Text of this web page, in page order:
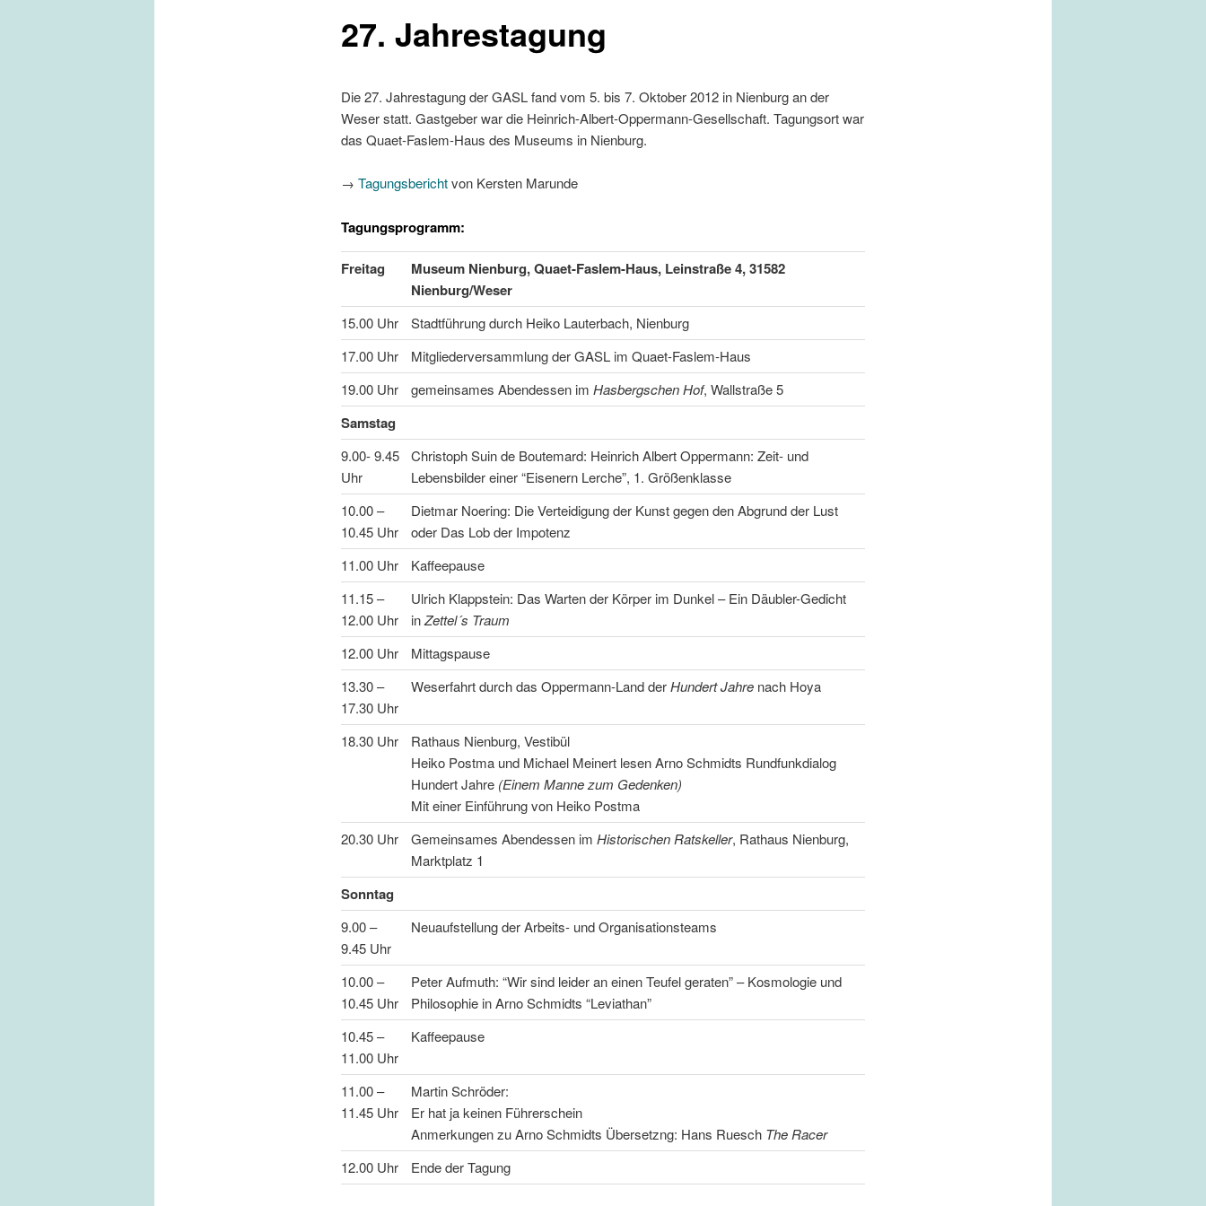
27. Jahrestagung
Die 27. Jahrestagung der GASL fand vom 5. bis 7. Oktober 2012 in Nienburg an der
Weser statt. Gastgeber war die Heinrich-Albert-Oppermann-Gesellschaft. Tagungsort war
das Quaet-Faslem-Haus des Museums in Nienburg.
→ Tagungsberichtvon Kersten Marunde
Tagungsprogramm:
Freitag
Museum Nienburg, Quaet-Faslem-Haus, Leinstraße 4, 31582
Nienburg/Weser
15.00 Uhr
Stadtführung durch Heiko Lauterbach, Nienburg
17.00 Uhr
Mitgliederversammlung der GASL im Quaet-Faslem-Haus
19.00 Uhr
gemeinsames Abendessen im Hasbergschen Hof, Wallstraße 5
Samstag
9.00- 9.45
Uhr
Christoph Suin de Boutemard: Heinrich Albert Oppermann: Zeit- und
Lebensbilder einer “Eisenern Lerche”, 1. Größenklasse
10.00 –
10.45 Uhr
Dietmar Noering: Die Verteidigung der Kunst gegen den Abgrund der Lust
oder Das Lob der Impotenz
11.00 Uhr
Kaffeepause
11.15 –
12.00 Uhr
Ulrich Klappstein: Das Warten der Körper im Dunkel – Ein Däubler-Gedicht
inZettel´s Traum
12.00 Uhr
Mittagspause
13.30 –
17.30 Uhr
Weserfahrt durch das Oppermann-Land derHundert Jahrenach Hoya
18.30 Uhr
Rathaus Nienburg, Vestibül
Heiko Postma und Michael Meinert lesen Arno Schmidts Rundfunkdialog
Hundert Jahre (Einem Manne zum Gedenken)
Mit einer Einführung von Heiko Postma
20.30 Uhr
Gemeinsames Abendessen im Historischen Ratskeller, Rathaus Nienburg,
Marktplatz 1
Sonntag
9.00 –
9.45 Uhr
Neuaufstellung der Arbeits- und Organisationsteams
10.00 –
10.45 Uhr
Peter Aufmuth: “Wir sind leider an einen Teufel geraten” – Kosmologie und
Philosophie in Arno Schmidts “Leviathan”
10.45 –
11.00 Uhr
Kaffeepause
11.00 –
11.45 Uhr
Martin Schröder:
Er hat ja keinen Führerschein
Anmerkungen zu Arno Schmidts Übersetzng: Hans Ruesch The Racer
12.00 Uhr
Ende der Tagung